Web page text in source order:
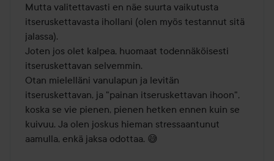
Mutta valitettavasti en näe suurta vaikutusta
itseruskettavasta ihollani (olen myös testannut sitä
jalassa).
Joten jos olet kalpea, huomaat todennäköisesti
itseruskettavan selvemmin.
Otan mielelläni vanulapun ja levitän
itseruskettavan, ja "painan itseruskettavan ihoon",
koska se vie pienen, pienen hetken ennen kuin se
kuivuu. Ja olen joskus hieman stressaantunut
aamulla, enkä jaksa odottaa. 😅